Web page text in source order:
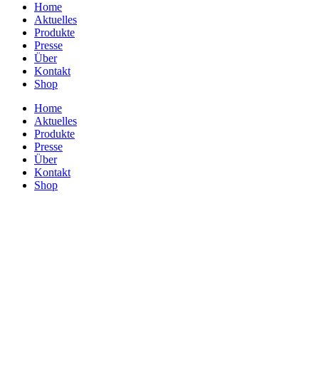
Home
Aktuelles
Produkte
Presse
Über
Kontakt
Shop
Home
Aktuelles
Produkte
Presse
Über
Kontakt
Shop